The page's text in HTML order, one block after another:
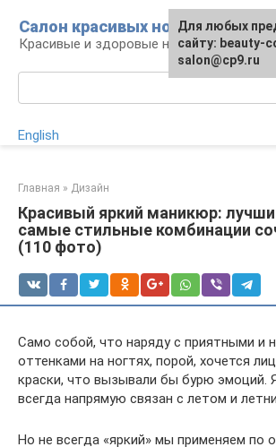
контенту
Салон красивых ногтей
Красивые и здоровые ногти: уход и
English
Главная » Дизайн
Красивый яркий маникюр:
самые стильные комбинации
(110 фото)
Само собой, что наряду с приятными и
оттенками на ногтях, порой, хочется
краски, что вызывали бы бурю эмоций.
всегда напрямую связан с летом и
Но не всегда «яркий» мы применяем по
Для любых
сайту: beauty-
salon@cp9.ru